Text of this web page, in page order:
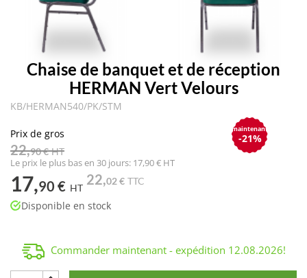
Chaise de banquet et de réception
HERMAN Vert Velours
KB/HERMAN540/PK/STM
Prix de gros
22,90 € HT
maintenant
-21%
Le prix le plus bas en 30 jours: 17,90 € HT
17,90 € HT
22,02 € TTC
Disponible en stock
Commander maintenant - expédition 12.08.2026!